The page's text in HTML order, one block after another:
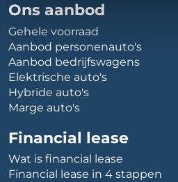
Ons aanbod
Gehele voorraad
Aanbod personenauto's
Aanbod bedrijfswagens
Elektrische auto's
Hybride auto's
Marge auto's
Financial lease
Wat is financial lease
Financial lease in 4 stappen